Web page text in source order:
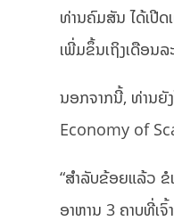
ທ່ານຄົມສັນ ໄດ້ເປີ
ເພີ່ມຂຶ້ນເຖິງເດືອນ
ນອກຈາກນີ້, ທ່ານຍັ
Economy of
“ສຳລັບຂ້ອຍແລ້ວ
ອາຫານ 3 ຄາບທີ່ເ